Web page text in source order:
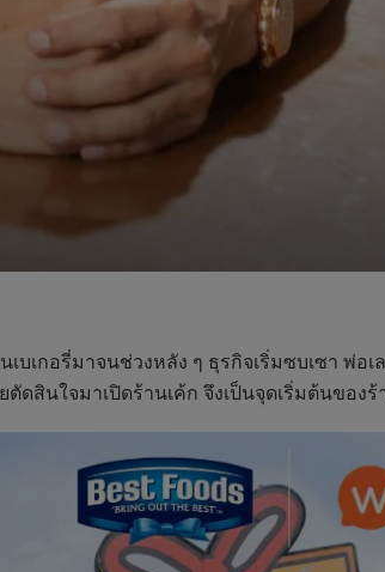
เกอรี่มาจนช่วงหลัง ๆ ธุรกิจเริ่มซบเซา พ่อเ
ดสินใจมาเปิดร้านเค้ก จึงเป็นจุดเริ่มต้นของร้